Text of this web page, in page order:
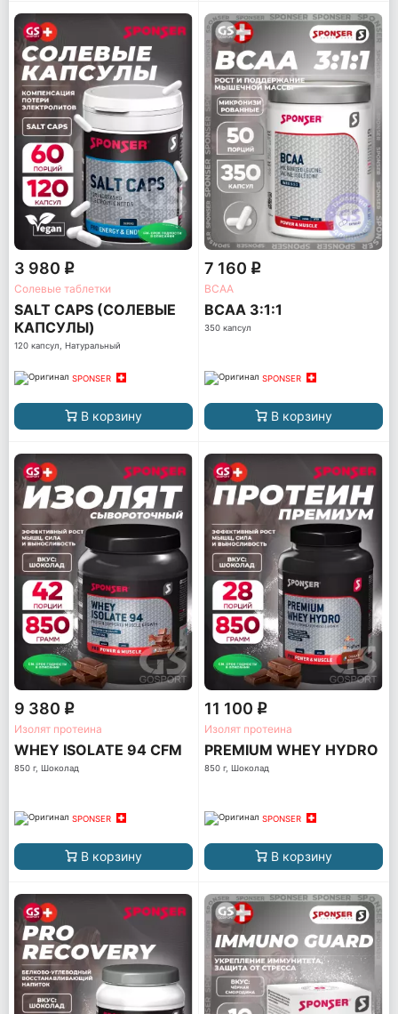
3 980 q
Солевые таблетки
SALT CAPS (СОЛЕВЫЕ
КАПСУЛЫ)
120 капсул, Натуральный
SPONSER
В корзину
7 160 q
ВСАА
BCAA 3:1:1
350 капсул
SPONSER
В корзину
9 380 q
Изолят протеина
WHEY ISOLATE 94 CFM
850 г, Шоколад
SPONSER
В корзину
11 100 q
Изолят протеина
PREMIUM WHEY HYDRO
850 г, Шоколад
SPONSER
В корзину